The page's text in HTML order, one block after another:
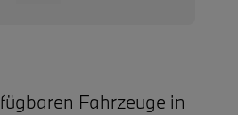
Fahrzeuge in